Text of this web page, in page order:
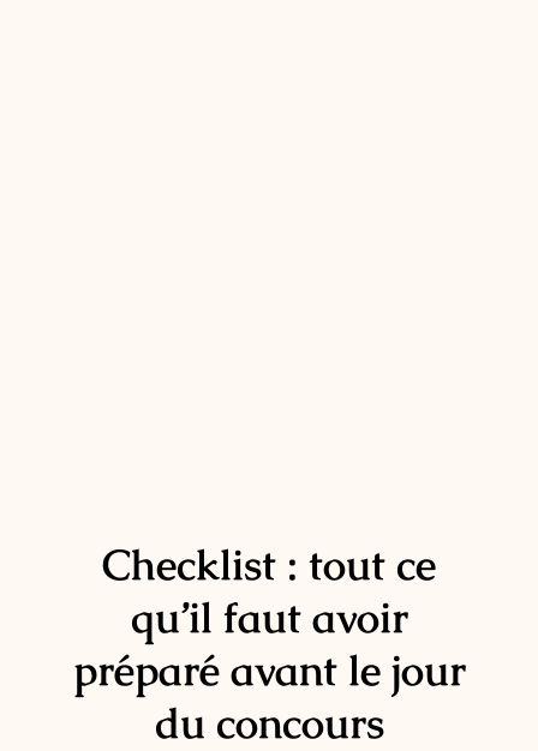
Checklist : tout ce
qu’il faut avoir
préparé avant le jour
du concours